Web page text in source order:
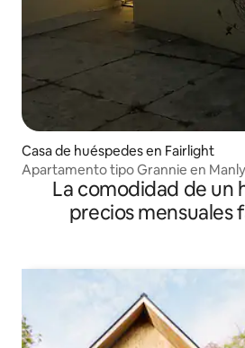
Casa de huéspedes en Fairlight
Apartamento tipo Grannie en
La comodidad de un
precios mensuales